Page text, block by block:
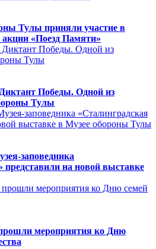
Тулы приняли участие в
акции «Поезд Памяти»
Победы. Одной из
Тулы
заповедника
представили на новой выставке
мероприятия ко Дню